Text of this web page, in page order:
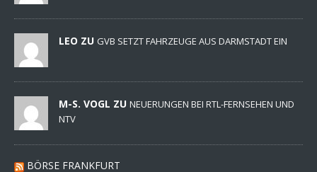
LEO ZU GVB SETZT FAHRZEUGE AUS DARMSTADT EIN
M-S. VOGL ZU NEUERUNGEN BEI RTL-FERNSEHEN UND
NTV
BÖRSE FRANKFURT